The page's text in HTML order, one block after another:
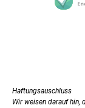
Haftungsauschluss
Wir weisen darauf hin,